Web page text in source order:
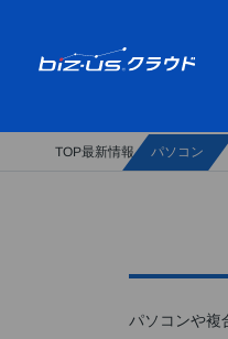
TOP最新情報 パソコン
パソコンや複